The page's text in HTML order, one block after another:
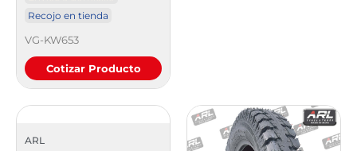
Recojo en tienda
VG-KW653
Cotizar Producto
ARL